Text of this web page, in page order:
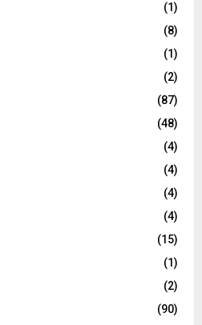
(1)
(8)
(1)
(2)
(87)
(48)
(4)
(4)
(4)
(4)
(15)
(1)
(2)
(90)